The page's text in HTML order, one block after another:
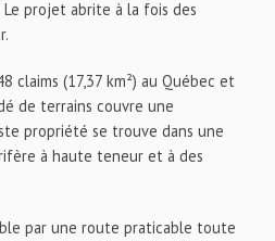
projet abrite à la fois des
claims (17,37 km²) au Québec et
de terrains couvre une
propriété se trouve dans une
à haute teneur et à des
par une route praticable toute